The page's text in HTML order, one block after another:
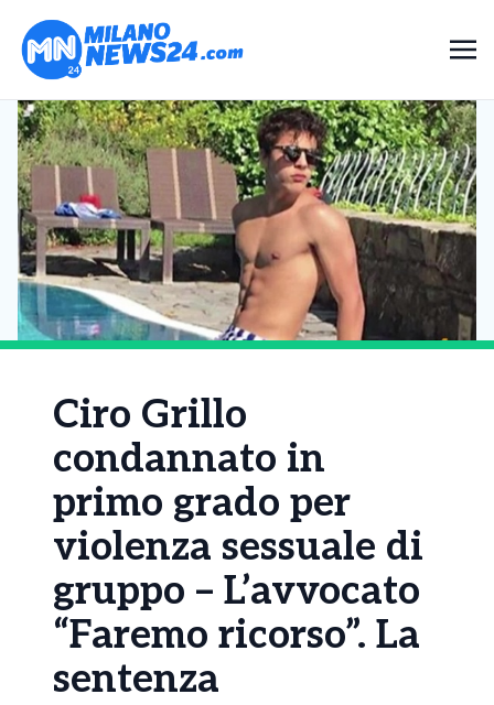
Ciro Grillo
condannato in
primo grado per
violenza sessuale di
gruppo – L’avvocato
“Faremo ricorso”. La
sentenza